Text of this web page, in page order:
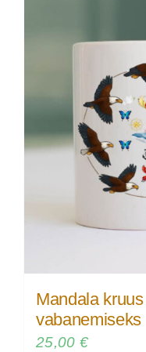
Mandala
vabanemiseks
25,00 €